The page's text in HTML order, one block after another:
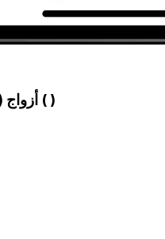
أشهر الكورون التشيكي (CZK) أزواج ( )